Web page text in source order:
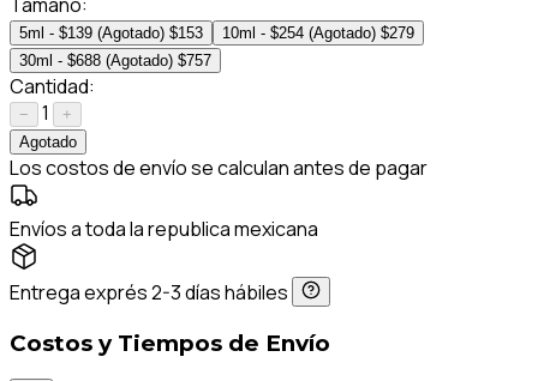
5ml - $139 (Agotado) $153 10ml - $254 (Agotado) $279
30ml - $688 (Agotado) $757
Cantidad:
− 1
+
Agotado
Los costos de envío se calculan antes de pagar
Envíos a toda la republica mexicana
Entrega exprés 2-3 días hábiles
Costos y Tiempos de Envío